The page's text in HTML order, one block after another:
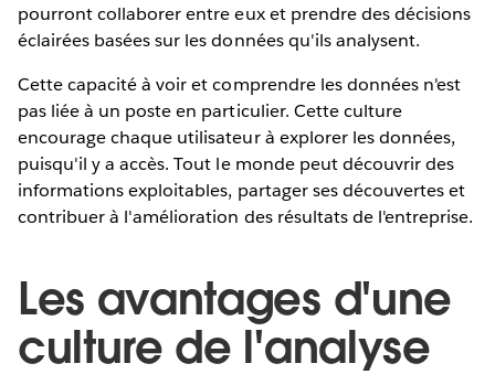
pourront collaborer entre eux et prendre des décisions
éclairées basées sur les données qu'ils analysent.
Cette capacité à voir et comprendre les données n'est
pas liée à un poste en particulier. Cette culture
encourage chaque utilisateur à explorer les données,
puisqu'il y a accès. Tout le monde peut découvrir des
informations exploitables, partager ses découvertes et
contribuer à l'amélioration des résultats de l'entreprise.
Les avantages d'une
culture de l'analyse